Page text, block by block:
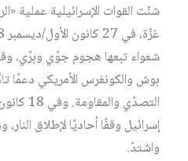
شنّت القوات الإسرائيلية
شعواء تبعها هجوم جوّي وبرّي،
بوش والكونغرس الأمريكي دعمًا
إسرائيل وقفًا أحاديًا لإطلاق
واشتدّ.